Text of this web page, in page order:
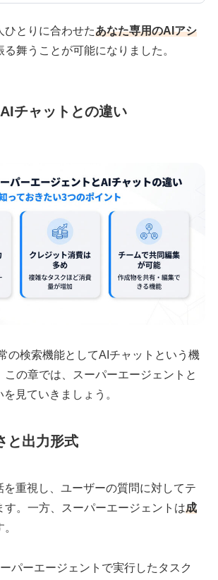
ひとりに合わせたあなた専用のAIアシ
る舞うことが可能になりました。
チャットとの違い
の検索機能としてAIチャットという機
この章では、スーパーエージェントと
見ていきましょう。
と出力形式
を重視し、ユーザーの質問に対してテ
す。一方、スーパーエージェントは成
パーエージェントで実行したタスク